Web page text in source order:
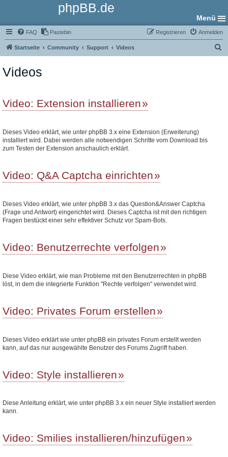
phpBB.de
Menü
FAQ Pastebin Anmelden
Registrieren
Startseite Community Support Videos
Videos
Video: Extension installieren
Dieses Video erklärt, wie unter phpBB 3.x eine Extension (Erweiterung)
installiert wird. Dabei werden alle notwendigen Schritte vom Download bis
zum Testen der Extension anschaulich erklärt.
Video: Q&A Captcha einrichten
Dieses Video erklärt, wie unter phpBB 3.x das Question&Answer Captcha
(Frage und Antwort) eingerichtet wird. Dieses Captcha ist mit den richtigen
Fragen bestückt einer sehr effektiver Schutz vor Spam-Bots.
Video: Benutzerrechte verfolgen
Diese Video erklärt, wie man Probleme mit den Benutzerrechten in phpBB
löst, in dem die integrierte Funktion "Rechte verfolgen" verwendet wird.
Video: Privates Forum erstellen
Dieses Video erklärt wie unter phpBB ein privates Forum erstellt werden
kann, auf das nur ausgewählte Benutzer des Forums Zugriff haben.
Video: Style installieren
Diese Anleitung erklärt, wie unter phpBB 3.x ein neuer Style installiert werden
kann.
Video: Smilies installieren/hinzufügen